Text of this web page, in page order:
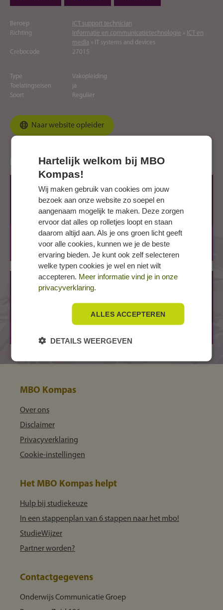
Beroep
ICT support technician
Richting
Informatie en communicatietechnologie » ICT en
media » IT systems and devices
Crebocode
27015
Type
Vakopleiding
Toelatingseisen
ja
Soort
Regulier
Naar website opleider
Locaties
ALMELO, De Sumpel
De Sumpel 4
7606 JJ ALMELO
BBL
2 jaar
HENGELO, Gieterij
7553 VZ HENGELO
MBO Kompas
Over ons
Disclaimer
Privacyverklaring
Cookie-instellingen
Het MBO Kompas helpt
Hulp bij studiekeuze
In een stappenplan van 6 stappen naar het mbo!
StudieWijzer
Partner worden?
Contactgegevens
Onderwijs Communicatie Groep
Hartelijk welkom bij MBO
Kompas!
Wij maken gebruik van cookies om jouw
bezoek aan onze website zo soepel en
aangenaam mogelijk te maken. Deze zorgen
ervoor dat alles op rolletjes loopt en staan
daarom altijd aan. Als je ons groen licht geeft
voor alle cookies, kunnen we je de beste
ervaring bieden. Je kunt ook zelf selecteren
welke typen cookies je wel en niet wilt
accepteren. Meer informatie vind je in onze
privacyverklaring.
ALLES ACCEPTEREN
DETAILS WEERGEVEN